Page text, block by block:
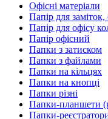
Офісні матеріали
Папір для заміток,
Папір для офісу
Папір офісний
Папки з затиском
Папки з файлами
Папки на кільцях
Папки на кнопці
Папки різні
Папки-планшети
Папки-